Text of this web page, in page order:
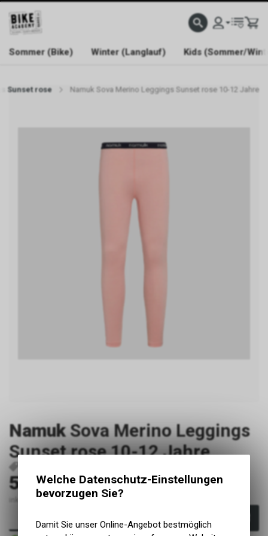
WELCOME TO BIKE ACADEMY
Sommer (Bike) Winter (Langlauf) Kids (Sommer/
Sunset rose Namuk Sova Merino Leggings Sunset rose 10-12 Jahre
Namuk Sova Merino Leggings
Sunset rose 10-12 Jahre
59.00CHF
inkl. MwSt., zzgl. Versandkosten
Welche Datenschutz-Einstellungen
bevorzugen Sie?
Damit Sie unser Online-Angebot bestmöglich